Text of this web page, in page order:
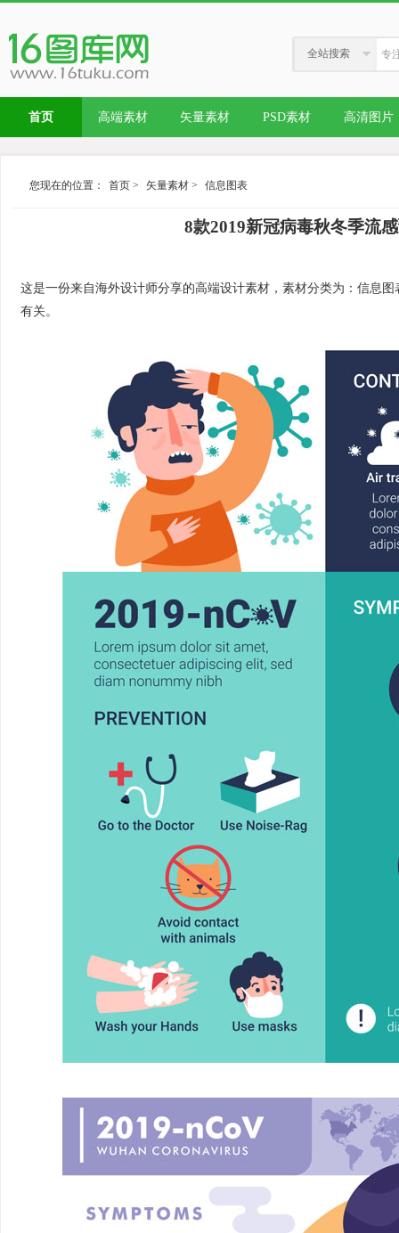
全站搜索
首页 高端素材 矢量素材 PSD素材 高清图片
您现在的位置： 首页 > 矢量素材 > 信息图表
8款2019新冠病毒秋冬季流
这是一份来自海外设计师分享的高端设计素材，素材分类为：信息
有关。